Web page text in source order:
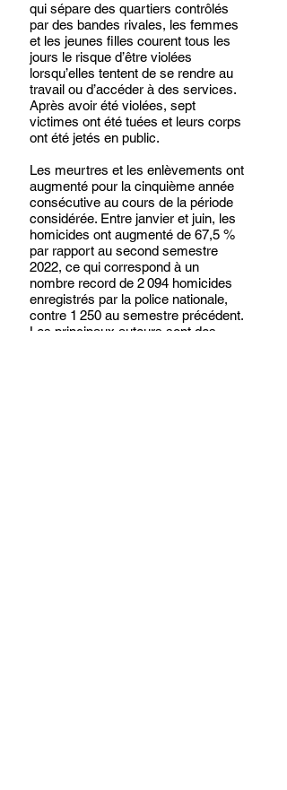
qui sépare des quartiers contrôlés
par des bandes rivales, les femmes
et les jeunes filles courent tous les
jours le risque d’être violées
lorsqu’elles tentent de se rendre au
travail ou d’accéder à des services.
Après avoir été violées, sept
victimes ont été tuées et leurs corps
ont été jetés en public.
Les meurtres et les enlèvements ont
augmenté pour la cinquième année
consécutive au cours de la période
considérée. Entre janvier et juin, les
homicides ont augmenté de 67,5 %
par rapport au second semestre
2022, ce qui correspond à un
nombre record de 2 094 homicides
enregistrés par la police nationale,
contre 1 250 au semestre précédent.
Les principaux auteurs sont des